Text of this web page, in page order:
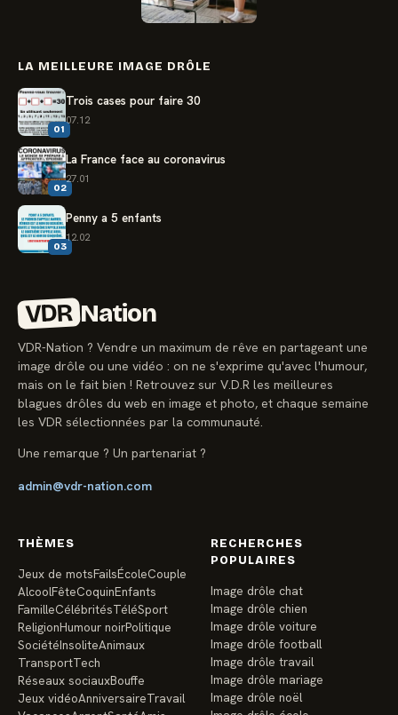
LA MEILLEURE IMAGE DRÔLE
01
Trois cases pour faire 30
07.12
02
La France face au coronavirus
27.01
03
Penny a 5 enfants
12.02
VDR Nation
VDR-Nation ? Vendre un maximum de rêve en partageant une
image drôle ou une vidéo : on ne s'exprime qu'avec l'humour,
mais on le fait bien ! Retrouvez sur V.D.R les meilleures
blagues drôles du web en image et photo, et chaque semaine
les VDR sélectionnées par la communauté.
Une remarque ? Un partenariat ?
admin@vdr-nation.com
THÈMES
Jeux de motsFailsÉcoleCouple
AlcoolFêteCoquinEnfants
FamilleCélébritésTéléSport
ReligionHumour noirPolitique
SociétéInsoliteAnimaux
TransportTech
Réseaux sociauxBouffe
Jeux vidéoAnniversaireTravail
RECHERCHES
POPULAIRES
Image drôle chat
Image drôle chien
Image drôle voiture
Image drôle football
Image drôle travail
Image drôle mariage
Image drôle noël